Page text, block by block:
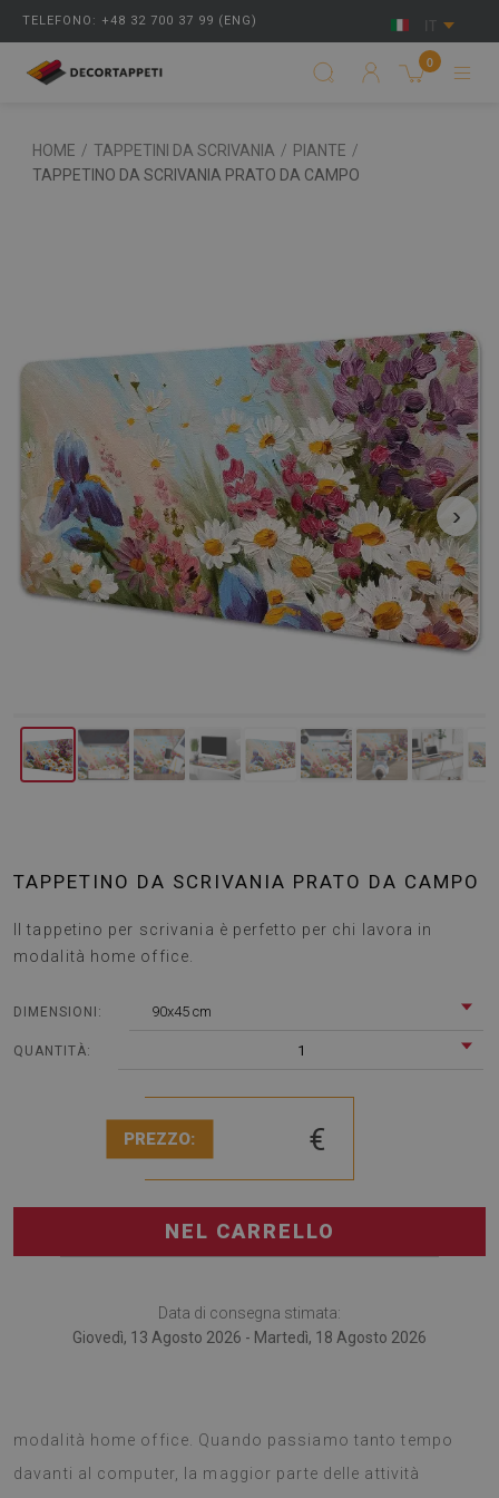
TELEFONO: +48 32 700 37 99 (ENG)
0
HOME / TAPPETINI DA SCRIVANIA / PIANTE /
TAPPETINO DA SCRIVANIA PRATO DA CAMPO
‹ ›
TAPPETINO DA SCRIVANIA PRATO DA CAMPO
Il tappetino per scrivania è perfetto per chi lavora in
modalità home office.
DIMENSIONI: 90x45 cm
QUANTITÀ: 1
PREZZO: €
NEL CARRELLO
Data di consegna stimata:
Giovedì, 13 Agosto 2026 - Martedì, 18 Agosto 2026
modalità home office. Quando passiamo tanto tempo
davanti al computer, la maggior parte delle attività